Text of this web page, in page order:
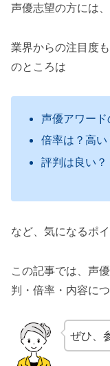
声優志望の方には
業界からの注目度
のところは
声優アワー
倍率は？高い
評判は良い？
など、気になるポ
この記事では、声
判・倍率・内容に
ぜひ、